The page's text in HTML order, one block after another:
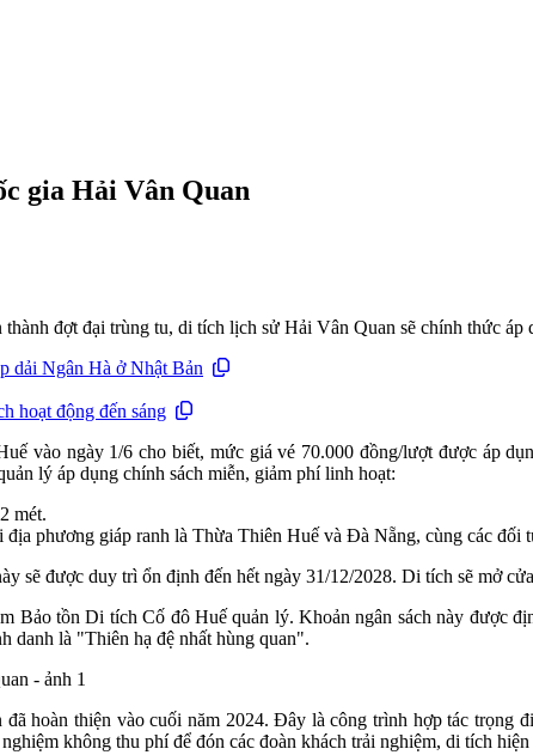
gia Hải Vân Quan
đợt đại trùng tu, di tích lịch sử Hải Vân Quan sẽ chính thức
dải Ngân Hà ở Nhật Bản
hoạt động đến sáng
vào ngày 1/6 cho biết, mức giá vé 70.000 đồng/lượt được áp
lý áp dụng chính sách miễn, giảm phí linh hoạt:
mét.
phương giáp ranh là Thừa Thiên Huế và Đà Nẵng, cùng các đối
sẽ được duy trì ổn định đến hết ngày 31/12/2028. Di tích sẽ mở
Bảo tồn Di tích Cố đô Huế quản lý. Khoản ngân sách này được
danh là "Thiên hạ đệ nhất hùng quan".
hoàn thiện vào cuối năm 2024. Đây là công trình hợp tác
không thu phí để đón các đoàn khách trải nghiệm, di tích